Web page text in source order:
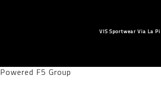
VIS Sportwear Via La
Powered F5 Group